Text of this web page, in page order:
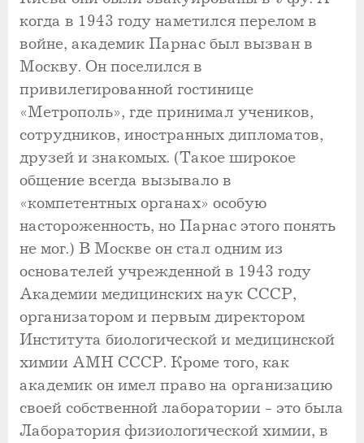
когда в 1943 году наметился перелом в
войне, академик Парнас был вызван в
Москву. Он поселился в
привилегированной гостинице
«Метрополь», где принимал учеников,
сотрудников, иностранных дипломатов,
друзей и знакомых. (Такое широкое
общение всегда вызывало в
«компетентных органах» особую
настороженность, но Парнас этого понять
не мог.) В Москве он стал одним из
основателей учрежденной в 1943 году
Академии медицинских наук СССР,
организатором и первым директором
Института биологической и медицинской
химии АМН СССР. Кроме того, как
академик он имел право на организацию
своей собственной лаборатории - это была
Лаборатория физиологической химии, в